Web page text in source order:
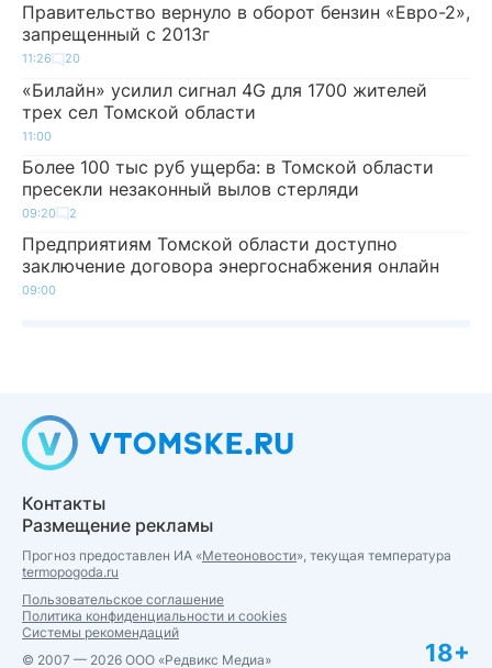
Правительство вернуло в оборот бензин «Евро-2»,
запрещенный с 2013г
11:26 20
«Билайн» усилил сигнал 4G для 1700 жителей
трех сел Томской области
11:00
Более 100 тыс руб ущерба: в Томской области
пресекли незаконный вылов стерляди
09:20 2
Предприятиям Томской области доступно
заключение договора энергоснабжения онлайн
09:00
Контакты
Размещение рекламы
Прогноз предоставлен ИА «Метеоновости», текущая температура
termopogoda.ru
Пользовательское соглашение
Политика конфиденциальности и cookies
Системы рекомендаций
© 2007 — 2026 ООО «Редвикс Медиа»
18+